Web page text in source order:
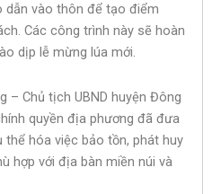
dẫn vào thôn để tạo điểm
Các công trình này sẽ hoàn
dịp lễ mừng lúa mới.
– Chủ tịch UBND huyện Đông
quyền địa phương đã đưa
hóa việc bảo tồn, phát huy
hợp với địa bàn miền núi và